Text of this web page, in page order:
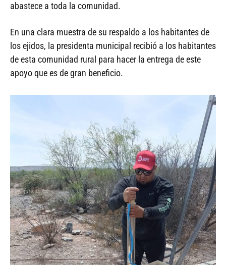
abastece a toda la comunidad.
En una clara muestra de su respaldo a los habitantes de
los ejidos, la presidenta municipal recibió a los habitantes
de esta comunidad rural para hacer la entrega de este
apoyo que es de gran beneficio.